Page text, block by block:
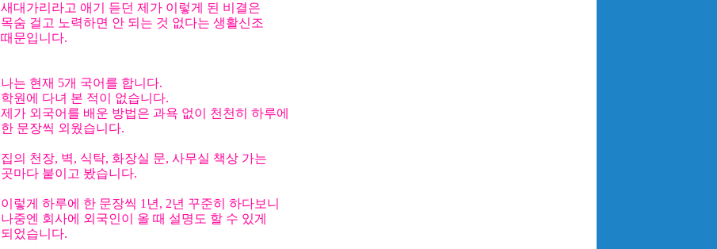
새대가리라고 애기 듣던 제가 이렇게 된 비결은
목숨 걸고 노력하면 안 되는 것 없다는 생활신조
때문입니다.
나는 현재 5개 국어를 합니다.
학원에 다녀 본 적이 없습니다.
제가 외국어를 배운 방법은 과욕 없이 천천히 하루에
한 문장씩 외웠습니다.
집의 천장, 벽, 식탁, 화장실 문, 사무실 책상 가는
곳마다 붙이고 봤습니다.
이렇게 하루에 한 문장씩 1년, 2년 꾸준히 하다보니
나중엔 회사에 외국인이 올 때 설명도 할 수 있게
되었습니다.